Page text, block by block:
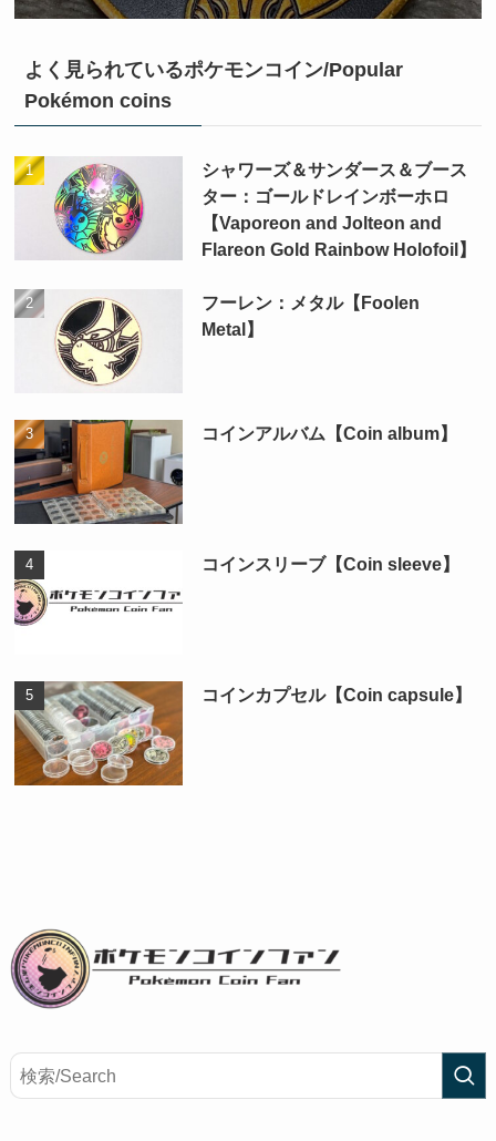
よく見られているポケモンコイン/Popular
Pokémon coins
シャワーズ＆サンダース＆ブース
ター：ゴールドレインボーホロ
【Vaporeon and Jolteon and
Flareon Gold Rainbow Holofoil】
フーレン：メタル【Foolen
Metal】
コインアルバム【Coin album】
コインスリーブ【Coin sleeve】
コインカプセル【Coin capsule】